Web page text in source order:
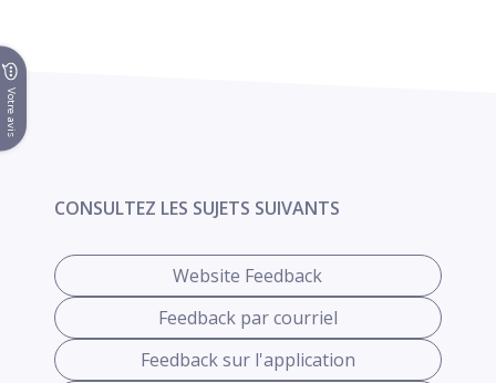
CONSULTEZ LES SUJETS SUIVANTS
Website Feedback
Feedback par courriel
Feedback sur l'application
Votre avis